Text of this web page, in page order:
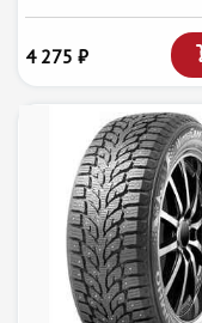
4 275 ₽